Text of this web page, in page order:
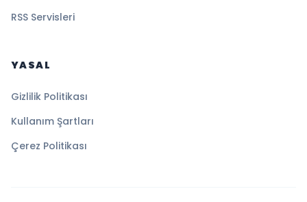
RSS Servisleri
YASAL
Gizlilik Politikası
Kullanım Şartları
Çerez Politikası